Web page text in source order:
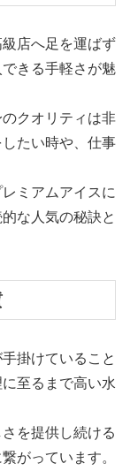
店へ足を運ばず
きる手軽さが魅
クオリティは非
たい時や、仕事
ミアムアイスに
な人気の秘訣と
掛けていること
至るまで高い水
を提供し続ける
がっています。